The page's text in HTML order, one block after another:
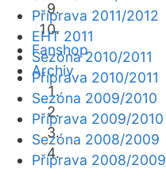
Fanshop
Archiv
Příprava 2011/2012
EHT 2011
Sezóna 2010/2011
Příprava 2010/2011
Sezóna 2009/2010
Příprava 2009/2010
Sezóna 2008/2009
Příprava 2008/2009